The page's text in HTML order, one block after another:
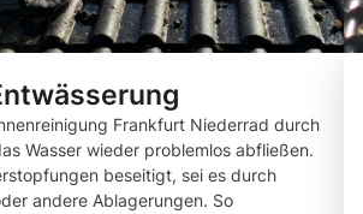
Frankfurt Niederrad durch
Wasser wieder problemlos abfließen.
beseitigt, sei es durch
andere Ablagerungen. So